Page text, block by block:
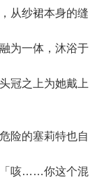
从纱裙本身的缝
为一体，沐浴于
冠之上为她戴上
险的塞莉特也自
「咳……你这个混